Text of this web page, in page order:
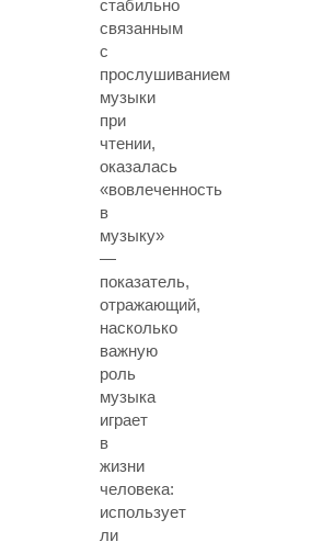
стабильно
связанным
с
прослушиванием
музыки
при
чтении,
оказалась
«вовлеченность
в
музыку»
—
показатель,
отражающий,
насколько
важную
роль
музыка
играет
в
жизни
человека:
использует
ли